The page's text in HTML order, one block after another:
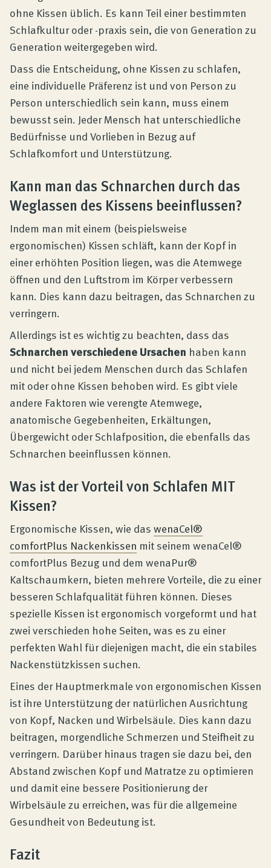
ohne Kissen üblich. Es kann Teil einer bestimmten
Schlafkultur oder -praxis sein, die von Generation zu
Generation weitergegeben wird.
Dass die Entscheidung, ohne Kissen zu schlafen,
eine individuelle Präferenz ist und von Person zu
Person unterschiedlich sein kann, muss einem
bewusst sein. Jeder Mensch hat unterschiedliche
Bedürfnisse und Vorlieben in Bezug auf
Schlafkomfort und Unterstützung.
Kann man das Schnarchen durch das
Weglassen des Kissens beeinflussen?
Indem man mit einem (beispielsweise
ergonomischen) Kissen schläft, kann der Kopf in
einer erhöhten Position liegen, was die Atemwege
öffnen und den Luftstrom im Körper verbessern
kann. Dies kann dazu beitragen, das Schnarchen zu
verringern.
Allerdings ist es wichtig zu beachten, dass das
Schnarchen verschiedene Ursachen haben kann
und nicht bei jedem Menschen durch das Schlafen
mit oder ohne Kissen behoben wird. Es gibt viele
andere Faktoren wie verengte Atemwege,
anatomische Gegebenheiten, Erkältungen,
Übergewicht oder Schlafposition, die ebenfalls das
Schnarchen beeinflussen können.
Was ist der Vorteil von Schlafen MIT
Kissen?
Ergonomische Kissen, wie daswenaCel®
comfortPlus Nackenkissen mit seinem wenaCel®
comfortPlus Bezug und dem wenaPur®
Kaltschaumkern, bieten mehrere Vorteile, die zu einer
besseren Schlafqualität führen können. Dieses
spezielle Kissen ist ergonomisch vorgeformt und hat
zwei verschieden hohe Seiten, was es zu einer
perfekten Wahl für diejenigen macht, die ein stabiles
Nackenstützkissen suchen.
Eines der Hauptmerkmale von ergonomischen Kissen
ist ihre Unterstützung der natürlichen Ausrichtung
von Kopf, Nacken und Wirbelsäule. Dies kann dazu
beitragen, morgendliche Schmerzen und Steifheit zu
verringern. Darüber hinaus tragen sie dazu bei, den
Abstand zwischen Kopf und Matratze zu optimieren
und damit eine bessere Positionierung der
Wirbelsäule zu erreichen, was für die allgemeine
Gesundheit von Bedeutung ist.
Fazit